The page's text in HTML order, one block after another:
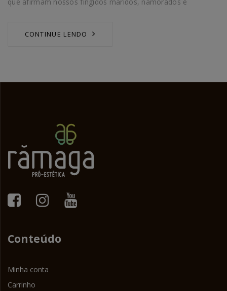
CONTINUE LENDO
Conteúdo
Minha conta
Carrinho